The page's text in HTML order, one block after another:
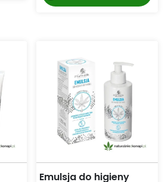
Emulsja do higieny